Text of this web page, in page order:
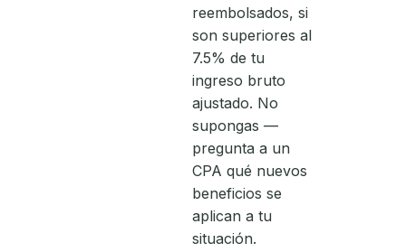
reembolsados, si
son superiores al
7.5% de tu
ingreso bruto
ajustado. No
supongas —
pregunta a un
CPA qué nuevos
beneficios se
aplican a tu
situación.